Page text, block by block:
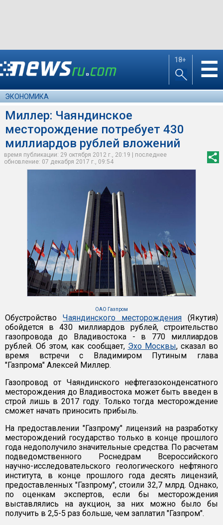
18+ ☰
ЭКОНОМИКА
Миллер: Чаяндинское
месторождение потребует 430
миллиардов рублей вложений
время публикации: 29 октября 2012 г., 20:19 | последнее
обновление: 07 декабря 2017 г., 09:54
ОАО Газпром
Обустройство Чаяндинского месторождения (Якутия)
обойдется в 430 миллиардов рублей, строительство
газопровода до Владивостока - в 770 миллиардов
рублей. Об этом, как сообщает, Эхо Москвы, сказал во
время встречи с Владимиром Путиным глава
"Газпрома" Алексей Миллер.
Газопровод от Чаяндинского нефтегазоконденсатного
месторождения до Владивостока может быть введен в
строй лишь в 2017 году. Только тогда месторождение
сможет начать приносить прибыль.
На предоставлении "Газпрому" лицензий на разработку
месторождений государство только в конце прошлого
года недополучило значительные средства. По расчетам
подведомственного Роснедрам Всероссийского
научно-исследовательского геологического нефтяного
института, в конце прошлого года десять лицензий,
предоставленных "Газпрому", стоили 32,7 млрд. Однако,
по оценкам экспертов, если бы месторождения
выставлялись на аукцион, за них можно было бы
получить в 2,5-5 раз больше, чем заплатил "Газпром".